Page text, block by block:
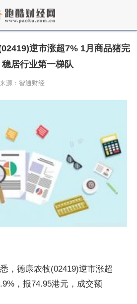
逆市涨超7% 1月商品猪完
居行业第一梯队
源：智通财经
，德康农牧(02419)逆市涨超
，报74.95港元，成交额